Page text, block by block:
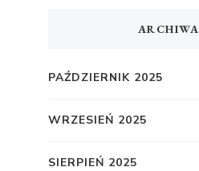
ARCHIWA
PAŹDZIERNIK 2025
WRZESIEŃ 2025
SIERPIEŃ 2025